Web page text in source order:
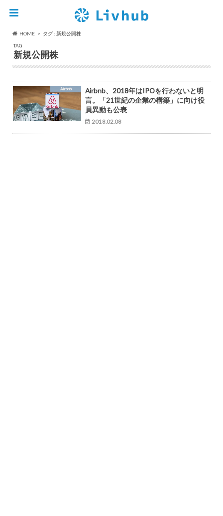
HOME
タグ : 新規公開株
TAG
新規公開株
Airbnb
Airbnb、2018年はIPOを行わないと明
言。「21世紀の企業の構築」に向け役
員異動も公表
2018.02.08